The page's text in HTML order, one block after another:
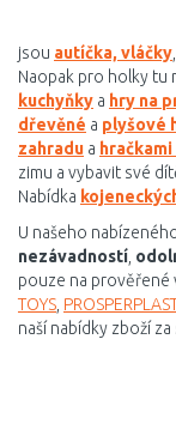
jsou autíčka, vláčky
Naopak pro holky tu
kuchyňky a hry na
dřevěné a plyšové
zahradu a
zimu a vybavit své
Nabídka
U našeho
nezávadností
pouze na prověřené
TOYS PROSPERPLAST
naší nabídky zboží za